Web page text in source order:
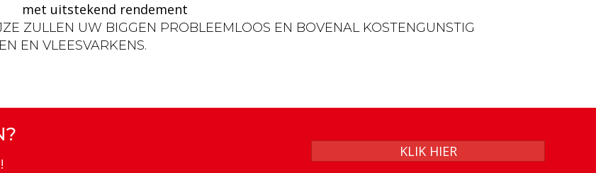
met uitstekend rendement
ZULLEN UW BIGGEN PROBLEEMLOOS EN BOVENAL KOSTENGUNSTIG
EN VLEESVARKENS.
KLIK HIER